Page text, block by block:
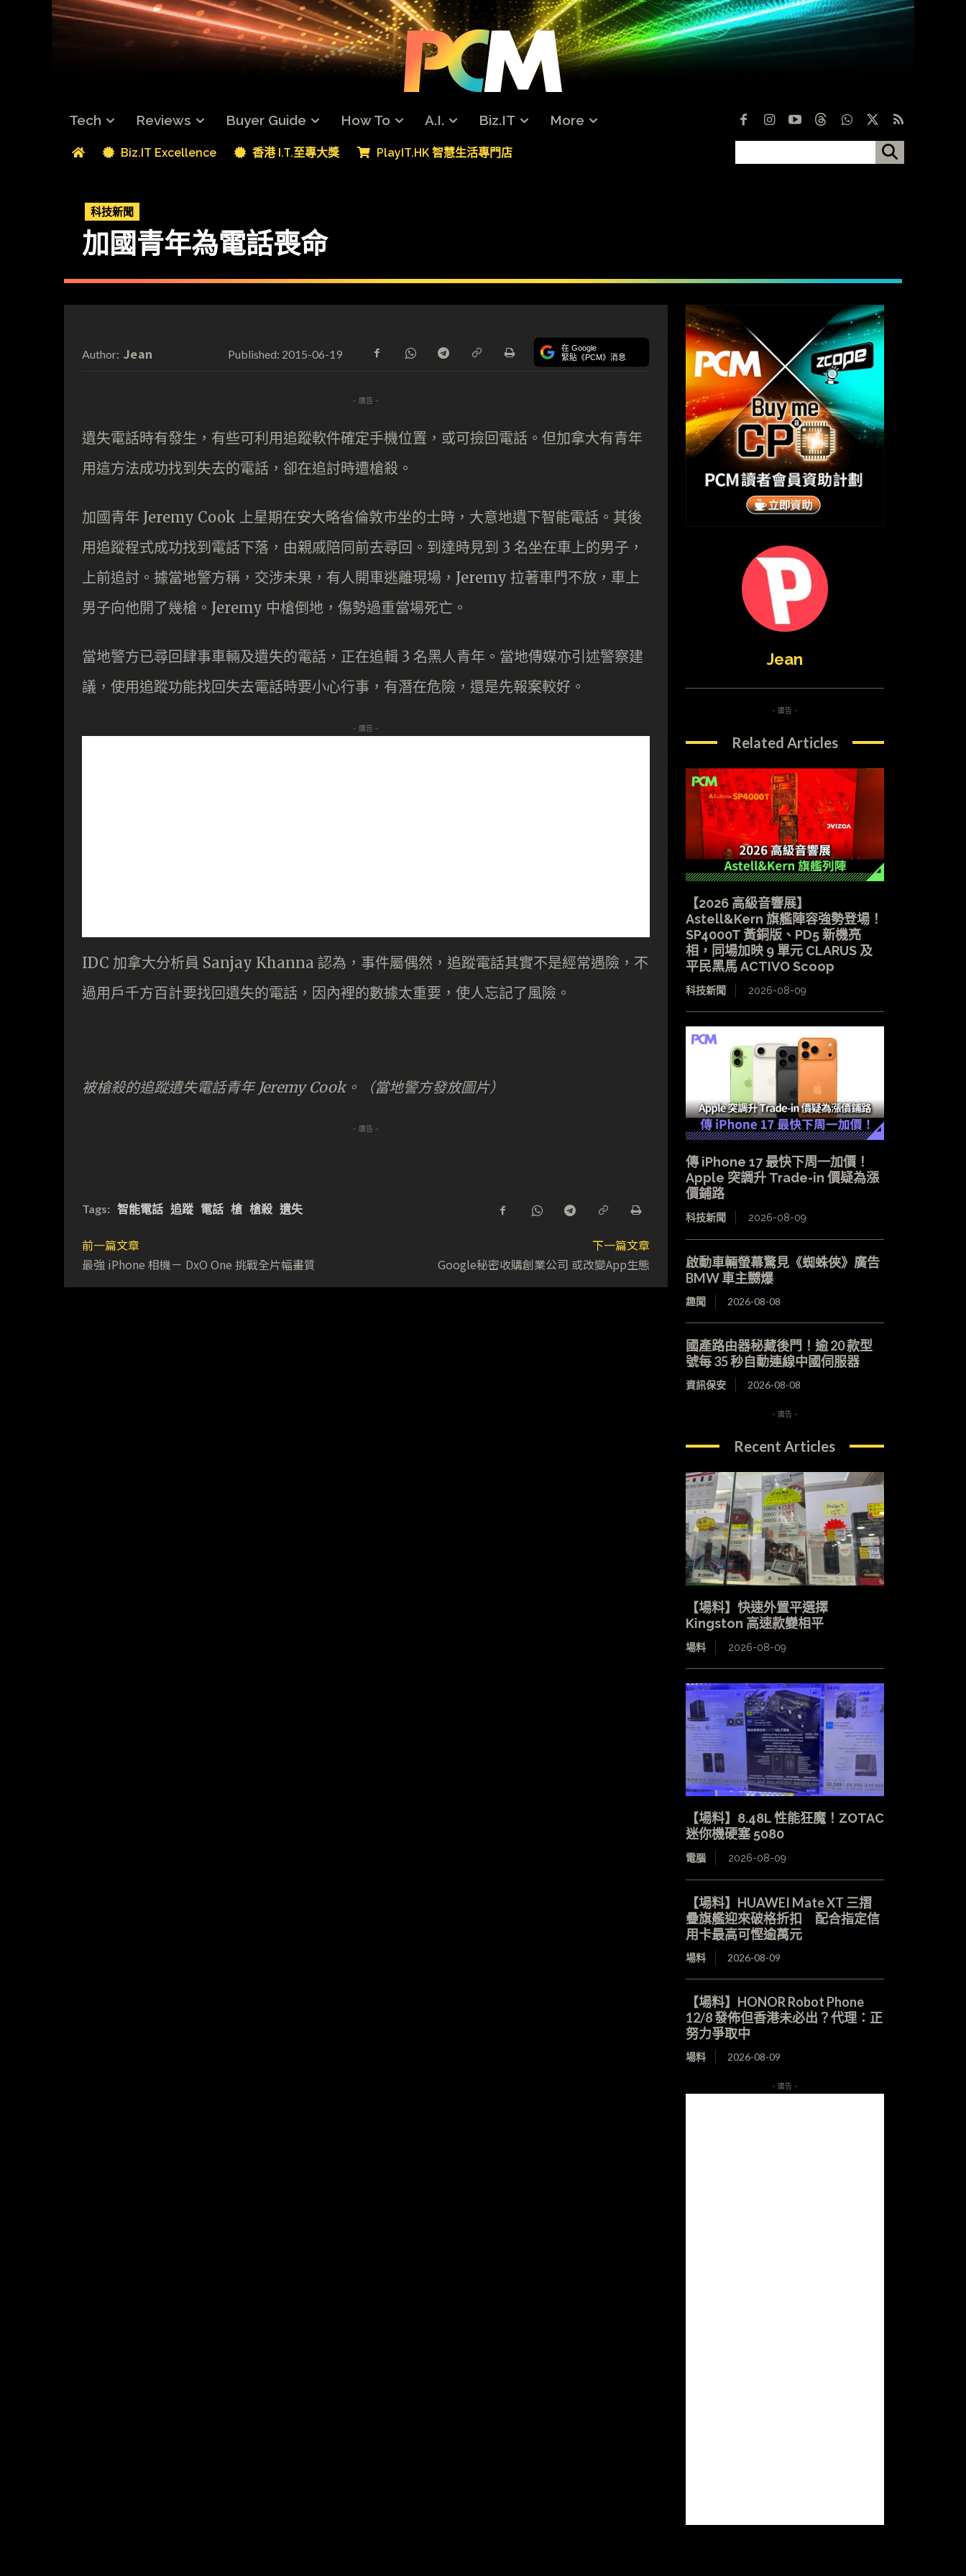
Tech Reviews Buyer Guide How To A.I. Biz.IT More
Biz.IT Excellence 香港 I.T.至專大獎 PlayIT.HK 智慧生活專門店
科技新聞
加國青年為電話喪命
Author: Jean Published: 2015-06-19 在 Google
緊貼《PCM》消息
- 廣告 -
遺失電話時有發生，有些可利用追蹤軟件確定手機位置，或可撿回電話。但加拿大有青年
用這方法成功找到失去的電話，卻在追討時遭槍殺。
加國青年 Jeremy Cook 上星期在安大略省倫敦市坐的士時，大意地遺下智能電話。其後
用追蹤程式成功找到電話下落，由親戚陪同前去尋回。到達時見到 3 名坐在車上的男子，
上前追討。據當地警方稱，交涉未果，有人開車逃離現場，Jeremy 拉著車門不放，車上
男子向他開了幾槍。Jeremy 中槍倒地，傷勢過重當場死亡。
當地警方已尋回肆事車輛及遺失的電話，正在追輯 3 名黑人青年。當地傳媒亦引述警察建
議，使用追蹤功能找回失去電話時要小心行事，有潛在危險，還是先報案較好。
- 廣告 -
IDC 加拿大分析員 Sanjay Khanna 認為，事件屬偶然，追蹤電話其實不是經常遇險，不
過用戶千方百計要找回遺失的電話，因內裡的數據太重要，使人忘記了風險。
被槍殺的追蹤遺失電話青年 Jeremy Cook。（當地警方發放圖片）
- 廣告 -
Tags: 智能電話 追蹤 電話 槍 槍殺 遺失
前一篇文章
最強 iPhone 相機－ DxO One 挑戰全片幅畫質
下一篇文章
Google秘密收購創業公司 或改變App生態
Jean
- 廣告 -
Related Articles
【2026 高級音響展】
Astell&Kern 旗艦陣容強勢登場！
SP4000T 黃銅版、PD5 新機亮
相，同場加映 9 單元 CLARUS 及
平民黑馬 ACTIVO Scoop
科技新聞 2026-08-09
傳 iPhone 17 最快下周一加價！
Apple 突調升 Trade-in 價疑為漲
價鋪路
科技新聞 2026-08-09
啟動車輛螢幕驚見《蜘蛛俠》廣告
BMW 車主嬲爆
趣聞 2026-08-08
國產路由器秘藏後門！逾 20 款型
號每 35 秒自動連線中國伺服器
資訊保安 2026-08-08
- 廣告 -
Recent Articles
【場料】快速外置平選擇
Kingston 高速款變相平
場料 2026-08-09
【場料】8.48L 性能狂魔！ZOTAC
迷你機硬塞 5080
電腦 2026-08-09
【場料】HUAWEI Mate XT 三摺
疊旗艦迎來破格折扣 配合指定信
用卡最高可慳逾萬元
場料 2026-08-09
【場料】HONOR Robot Phone
12/8 發佈但香港未必出？代理：正
努力爭取中
場料 2026-08-09
- 廣告 -